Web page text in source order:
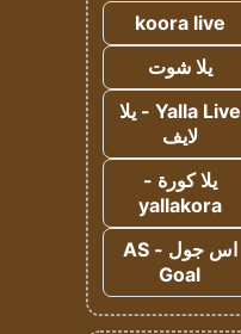
koora live
يلا شوت
Yalla Live - يلا
لايف
يلا كورة -
yallakora
اس جول - AS
Goal